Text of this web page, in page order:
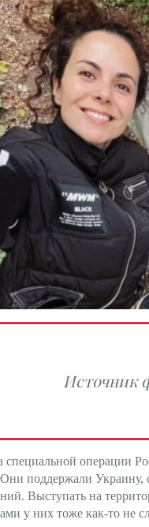
Источник
специальной операции
Они поддержали
Выступать на
у них тоже как-то не